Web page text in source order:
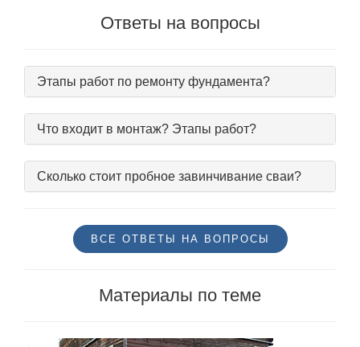
Ответы на вопроcы
Этапы работ по ремонту фундамента?
Что входит в монтаж? Этапы работ?
Сколько стоит пробное завинчивание сваи?
ВСЕ ОТВЕТЫ НА ВОПРОСЫ
Материалы по теме